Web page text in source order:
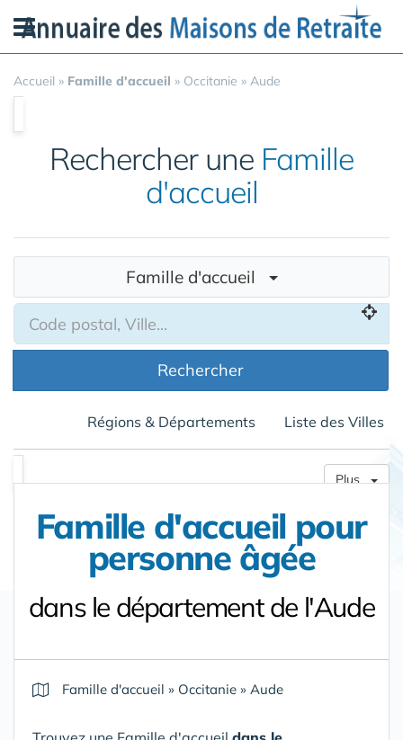
Accueil » Famille d'accueil » Occitanie » Aude
Rechercher une Famille
d'accueil
Famille d'accueil
Rechercher
Régions & Départements Liste des Villes
Plus
Famille d'accueil pour
personne âgée
dans le département de l'Aude
Famille d'accueil » Occitanie » Aude